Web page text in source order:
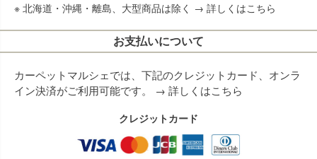
※ 北海道・沖縄・離島、大型商品は除く → 詳しくはこちら
お支払いについて
カーペットマルシェでは、下記のクレジットカード、オンラ
イン決済がご利用可能です。 → 詳しくはこちら
クレジットカード